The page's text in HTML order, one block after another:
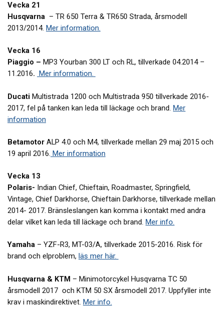
Vecka 21
Husqvarna – TR 650 Terra & TR650 Strada, årsmodell
2013/2014. Mer information.
Vecka 16
Piaggio – MP3 Yourban 300 LT och RL, tillverkade 04.2014 –
11.2016. Mer information.
Ducati Multistrada 1200 och Multistrada 950 tillverkade 2016-
2017, fel på tanken kan leda till läckage och brand. Mer
information
Betamotor ALP 4.0 och M4, tillverkade mellan 29 maj 2015 och
19 april 2016. Mer information
Vecka 13
Polaris- Indian Chief, Chieftain, Roadmaster, Springfield,
Vintage, Chief Darkhorse, Chieftain Darkhorse, tillverkade mellan
2014- 2017. Bränsleslangen kan komma i kontakt med andra
delar vilket kan leda till läckage och brand. Mer info.
Yamaha – YZF-R3, MT-03/A, tillverkade 2015-2016. Risk för
brand och elproblem, läs mer här.
Husqvarna & KTM – Minimotorcykel Husqvarna TC 50
årsmodell 2017 och KTM 50 SX årsmodell 2017. Uppfyller inte
krav i maskindirektivet. Mer info.